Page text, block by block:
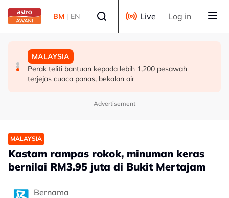
Skip to main content
BM | EN Live Log in
MALAYSIA
Sektor pertanian Perak perlu diremajakan, tarik lebih
ramai golongan muda - Saarani
MALAYSIA
RM4.06 bilion laksana projek bekalan air luar bandar di
Sabah - Ahmad Zahid
MALAYSIA
Perak teliti bantuan kepada lebih 1,200 pesawah
terjejas cuaca panas, bekalan air
Advertisement
MALAYSIA
Kastam rampas rokok, minuman keras
bernilai RM3.95 juta di Bukit Mertajam
Bernama